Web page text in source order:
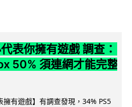
表你擁有遊戲 調查：
50% 須連網才能完整
擁有遊戲】有調查發現，34% PS5